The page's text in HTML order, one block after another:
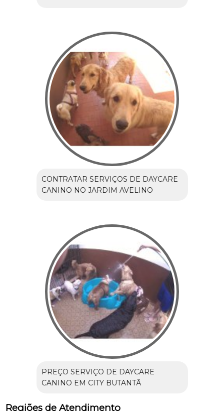
CONTRATAR SERVIÇOS DE DAYCARE
CANINO NO JARDIM AVELINO
PREÇO SERVIÇO DE DAYCARE
CANINO EM CITY BUTANTÃ
Regiões de Atendimento